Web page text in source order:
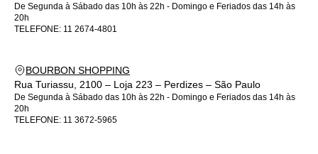
Política de Frete e Envio
De Segunda à Sábado das 10h às 22h - Domingo e Feriados das 14h às
20h
TELEFONE: 11 2674-4801
BOURBON SHOPPING
Rua Turiassu, 2100 – Loja 223 – Perdizes – São Paulo
De Segunda à Sábado das 10h às 22h - Domingo e Feriados das 14h às
20h
TELEFONE: 11 3672-5965